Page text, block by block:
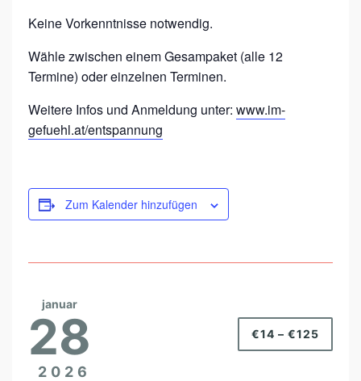
Keine Vorkenntnisse notwendig.
Wähle zwischen einem Gesampaket (alle 12
Termine) oder einzelnen Terminen.
Weitere Infos und Anmeldung unter: www.im-
gefuehl.at/entspannung
Zum Kalender hinzufügen
januar
28
2026
€14 – €125